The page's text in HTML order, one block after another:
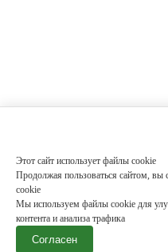
Этот сайт использует файлы cookie
Продолжая пользоваться сайтом, вы
cookie
Мы используем файлы cookie для
контента и анализа трафика
Согласен